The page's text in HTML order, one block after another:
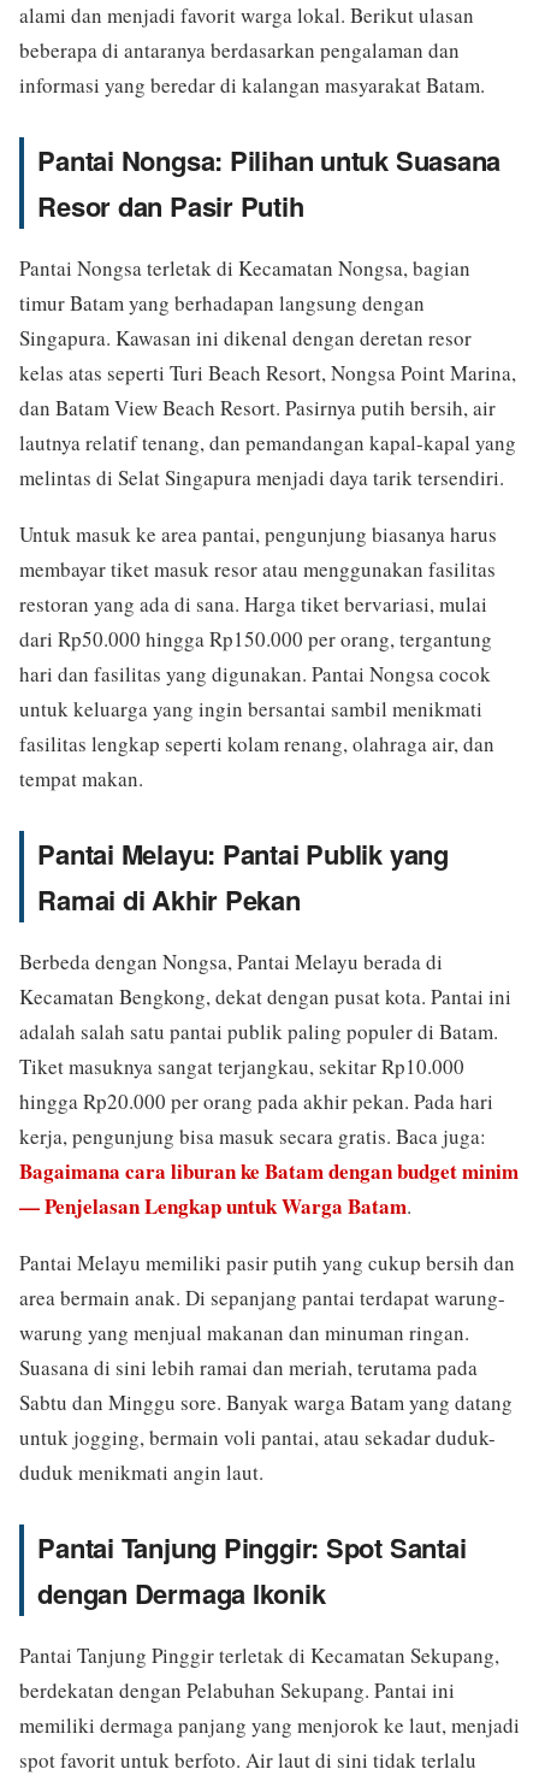
alami dan menjadi favorit warga lokal. Berikut ulasan
beberapa di antaranya berdasarkan pengalaman dan
informasi yang beredar di kalangan masyarakat Batam.
Pantai Nongsa: Pilihan untuk Suasana
Resor dan Pasir Putih
Pantai Nongsa terletak di Kecamatan Nongsa, bagian
timur Batam yang berhadapan langsung dengan
Singapura. Kawasan ini dikenal dengan deretan resor
kelas atas seperti Turi Beach Resort, Nongsa Point Marina,
dan Batam View Beach Resort. Pasirnya putih bersih, air
lautnya relatif tenang, dan pemandangan kapal-kapal yang
melintas di Selat Singapura menjadi daya tarik tersendiri.
Untuk masuk ke area pantai, pengunjung biasanya harus
membayar tiket masuk resor atau menggunakan fasilitas
restoran yang ada di sana. Harga tiket bervariasi, mulai
dari Rp50.000 hingga Rp150.000 per orang, tergantung
hari dan fasilitas yang digunakan. Pantai Nongsa cocok
untuk keluarga yang ingin bersantai sambil menikmati
fasilitas lengkap seperti kolam renang, olahraga air, dan
tempat makan.
Pantai Melayu: Pantai Publik yang
Ramai di Akhir Pekan
Berbeda dengan Nongsa, Pantai Melayu berada di
Kecamatan Bengkong, dekat dengan pusat kota. Pantai ini
adalah salah satu pantai publik paling populer di Batam.
Tiket masuknya sangat terjangkau, sekitar Rp10.000
hingga Rp20.000 per orang pada akhir pekan. Pada hari
kerja, pengunjung bisa masuk secara gratis. Baca juga:
Bagaimana cara liburan ke Batam dengan budget minim
— Penjelasan Lengkap untuk Warga Batam.
Pantai Melayu memiliki pasir putih yang cukup bersih dan
area bermain anak. Di sepanjang pantai terdapat warung-
warung yang menjual makanan dan minuman ringan.
Suasana di sini lebih ramai dan meriah, terutama pada
Sabtu dan Minggu sore. Banyak warga Batam yang datang
untuk jogging, bermain voli pantai, atau sekadar duduk-
duduk menikmati angin laut.
Pantai Tanjung Pinggir: Spot Santai
dengan Dermaga Ikonik
Pantai Tanjung Pinggir terletak di Kecamatan Sekupang,
berdekatan dengan Pelabuhan Sekupang. Pantai ini
memiliki dermaga panjang yang menjorok ke laut, menjadi
spot favorit untuk berfoto. Air laut di sini tidak terlalu